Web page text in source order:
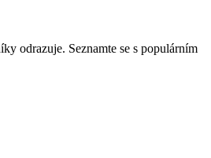
odrazuje. Seznamte se s populárním